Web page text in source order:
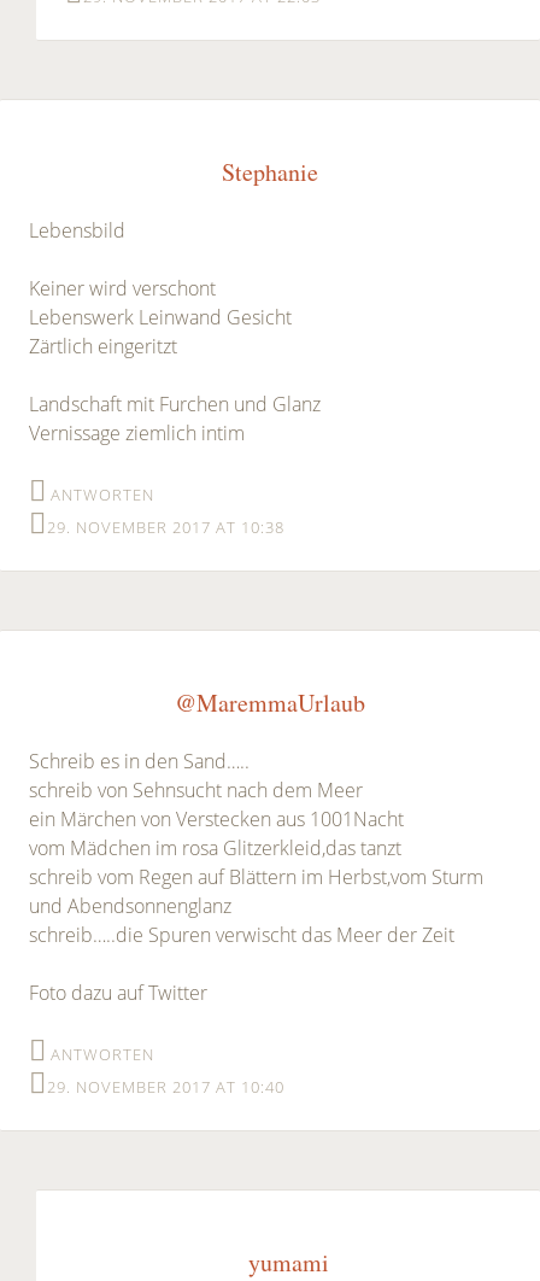
Stephanie
Lebensbild
Keiner wird verschont
Lebenswerk Leinwand Gesicht
Zärtlich eingeritzt
Landschaft mit Furchen und Glanz
Vernissage ziemlich intim
ANTWORTEN
29. NOVEMBER 2017 AT 10:38
@MaremmaUrlaub
Schreib es in den Sand…..
schreib von Sehnsucht nach dem Meer
ein Märchen von Verstecken aus 1001Nacht
vom Mädchen im rosa Glitzerkleid,das tanzt
schreib vom Regen auf Blättern im Herbst,vom Sturm
und Abendsonnenglanz
schreib…..die Spuren verwischt das Meer der Zeit
Foto dazu auf Twitter
ANTWORTEN
29. NOVEMBER 2017 AT 10:40
yumami